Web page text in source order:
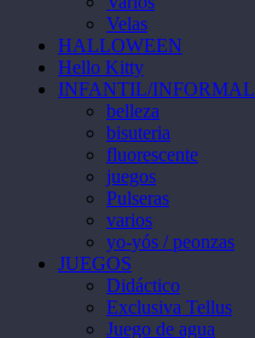
Velas
HALLOWEEN
Hello Kitty
INFANTIL/INFORMAL
belleza
bisuteria
fluorescente
juegos
Pulseras
varios
yo-yós / peonzas
JUEGOS
Didáctico
Exclusiva Tellus
Juego de agua